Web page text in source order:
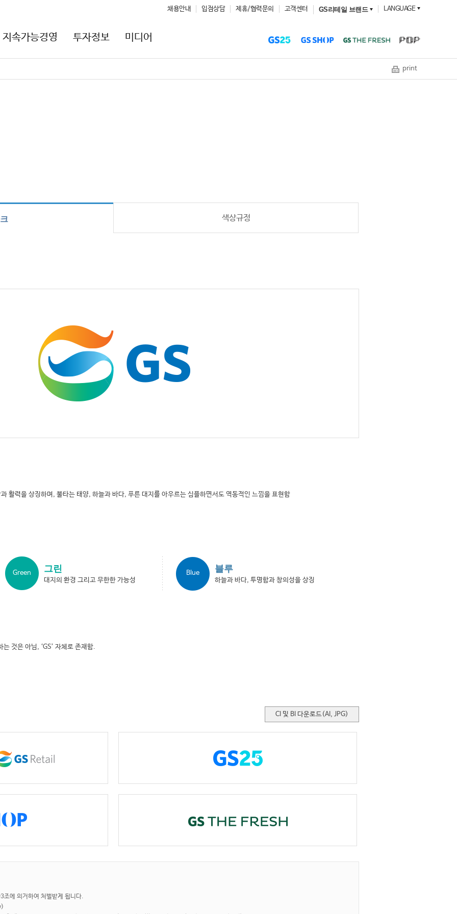
지속가능경영 투자정보 미디어
채용안내 입점상담 제휴/협력문의 고객센터 GS리테일 브랜드 LANGUAGE
print
색상규정
활력을 상징하며, 불타는 태양, 하늘과 바다, 푸른 대지를 아우르는 심플하면서도 역동적인 느낌을 표현함
Green 그린
대지의 환경 그리고 무한한 가능성
Blue 블루
하늘과 바다, 투명함과 창의성을 상징
것은 아님, ‘GS’ 자체로 존재함.
CI 및 BI 다운로드(AI, JPG)
조에 의거하여 처벌받게 됩니다.